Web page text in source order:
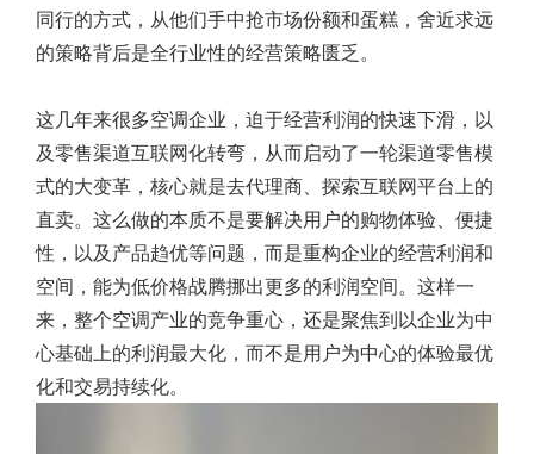
同行的方式，从他们手中抢市场份额和蛋糕，舍近求远
的策略背后是全行业性的经营策略匮乏。
这几年来很多空调企业，迫于经营利润的快速下滑，以
及零售渠道互联网化转弯，从而启动了一轮渠道零售模
式的大变革，核心就是去代理商、探索互联网平台上的
直卖。这么做的本质不是要解决用户的购物体验、便捷
性，以及产品趋优等问题，而是重构企业的经营利润和
空间，能为低价格战腾挪出更多的利润空间。这样一
来，整个空调产业的竞争重心，还是聚焦到以企业为中
心基础上的利润最大化，而不是用户为中心的体验最优
化和交易持续化。